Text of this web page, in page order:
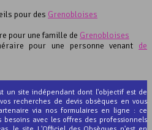
pour des Grenobloises
pour une famille de Grenobloises
pour une personne venant de
un site indépendant dont l'objectif est de
recherches de devis obsèques en vous
via nos formulaires en ligne : ce
avec les offres des professionnels